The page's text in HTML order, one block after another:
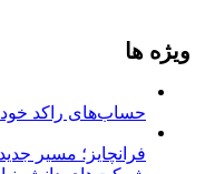
ویژه ها
حساب‌های راکد خود
فرانچایز؛ مسیر